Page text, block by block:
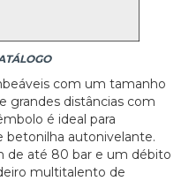
com um tamanho
grandes distâncias com
é ideal para
betonilha autonivelante.
de até 80 bar e um débito
multitalento de